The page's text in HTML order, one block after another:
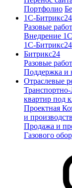
Портфолио
1C-Битрикс24
Разовые
Внедрение
1С-Битрикс24
Битрикс24
Разовые
Поддержка и
Отраслевые
квартир под
Проектная
и
Продажа и
Газового